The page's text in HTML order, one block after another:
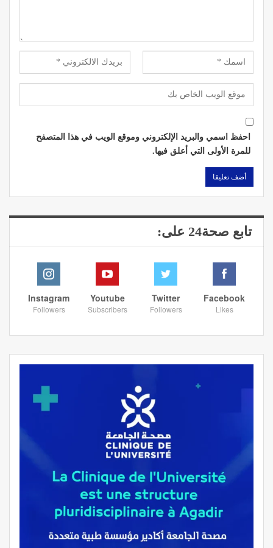
احفظ اسمي والبريد الإلكتروني وموقع الويب في هذا المتصفح
للمرة الأولى التي أعلق فيها.
تابع صحة24 على:
Facebook
Likes
Twitter
Followers
Youtube
Subscribers
Instagram
Followers